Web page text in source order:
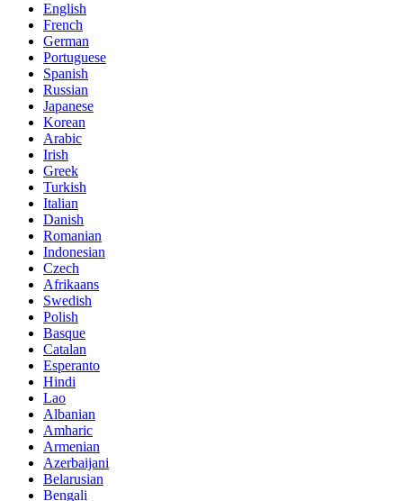
English
French
German
Portuguese
Spanish
Russian
Japanese
Korean
Arabic
Irish
Greek
Turkish
Italian
Danish
Romanian
Indonesian
Czech
Afrikaans
Swedish
Polish
Basque
Catalan
Esperanto
Hindi
Lao
Albanian
Amharic
Armenian
Azerbaijani
Belarusian
Bengali